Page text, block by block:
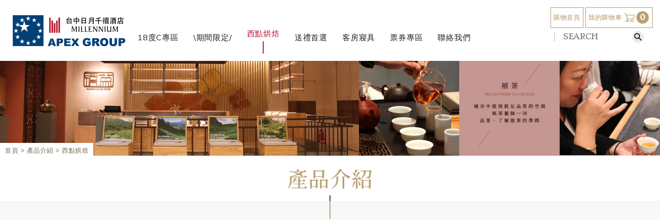
購物首頁 我的購物車 0
18度C專區 \期間限定/ 西點烘焙 送禮首選 客房寢具 票券專區 聯絡我們
產品介紹
首頁 產品介紹 西點烘焙